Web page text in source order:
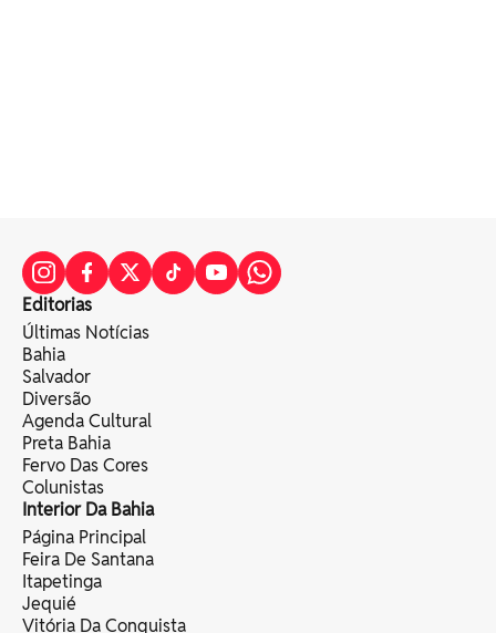
Editorias
Últimas Notícias
Bahia
Salvador
Diversão
Agenda Cultural
Preta Bahia
Fervo Das Cores
Colunistas
Interior Da Bahia
Página Principal
Feira De Santana
Itapetinga
Jequié
Vitória Da Conquista